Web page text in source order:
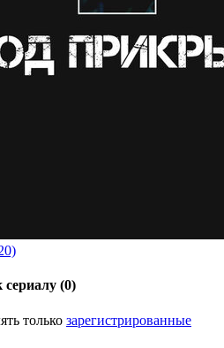
(0)
только зарегистрированные